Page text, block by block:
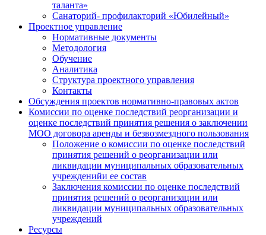
таланта»
Санаторий- профилакторий «Юбилейный»
Проектное управление
Нормативные документы
Методология
Обучение
Аналитика
Структура проектного управления
Контакты
Обсуждения проектов нормативно-правовых актов
Комиссии по оценке последствий реорганизации и
оценке последствий принятия решения о заключении
МОО договора аренды и безвозмездного пользования
Положение о комиссии по оценке последствий
принятия решений о реорганизации или
ликвидации муниципальных образовательных
учрежденийи ее состав
Заключения комиссии по оценке последствий
принятия решений о реорганизации или
ликвидации муниципальных образовательных
учреждений
Ресурсы